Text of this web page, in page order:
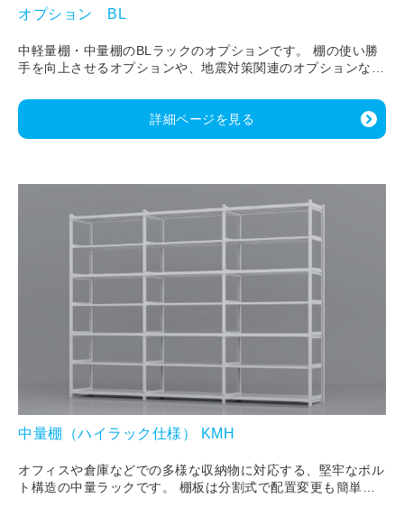
オプション BL
中軽量棚・中量棚のBLラックのオプションです。 棚の使い勝
手を向上させるオプションや、地震対策関連のオプションなど
詳細ページを見る
中量棚（ハイラック仕様） KMH
オフィスや倉庫などでの多様な収納物に対応する、堅牢なボル
ト構造の中量ラックです。 棚板は分割式で配置変更も簡単に